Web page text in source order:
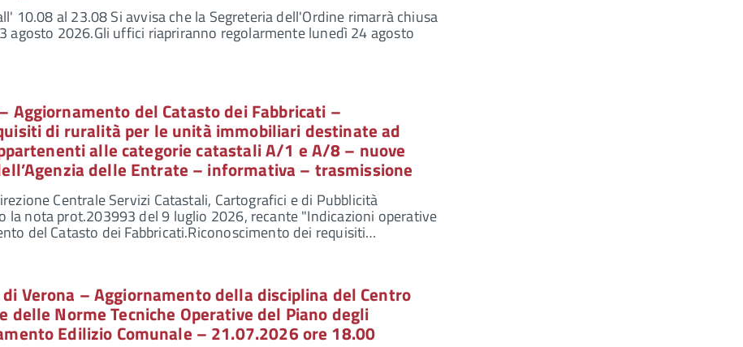
10.08 al 23.08 Si avvisa che la Segreteria dell'Ordine rimarrà chiusa
agosto 2026.Gli uffici riapriranno regolarmente lunedì 24 agosto
Aggiornamento del Catasto dei Fabbricati –
di ruralità per le unità immobiliari destinate ad
alle categorie catastali A/1 e A/8 – nuove
delle Entrate – informativa – trasmissione
Centrale Servizi Catastali, Cartografici e di Pubblicità
la nota prot.203993 del 9 luglio 2026, recante "Indicazioni operative
del Catasto dei Fabbricati.Riconoscimento dei requisiti…
Verona – Aggiornamento della disciplina del Centro
delle Norme Tecniche Operative del Piano degli
Edilizio Comunale – 21.07.2026 ore 18.00